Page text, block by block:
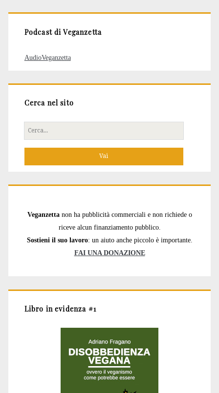
Podcast di Veganzetta
AudioVeganzetta
Cerca nel sito
Cerca
per:
Veganzetta non ha pubblicità commerciali e non richiede o
riceve alcun finanziamento pubblico.
Sostieni il suo lavoro: un aiuto anche piccolo è importante.
FAI UNA DONAZIONE
Libro in evidenza #1